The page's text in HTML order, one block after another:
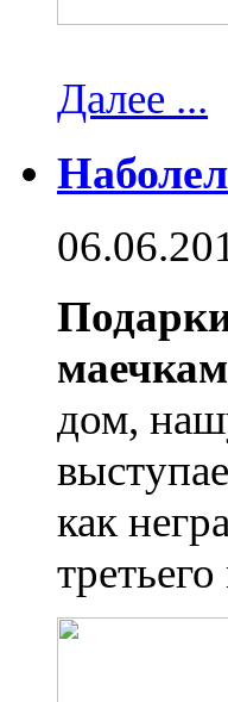
Далее ...
дом,
как